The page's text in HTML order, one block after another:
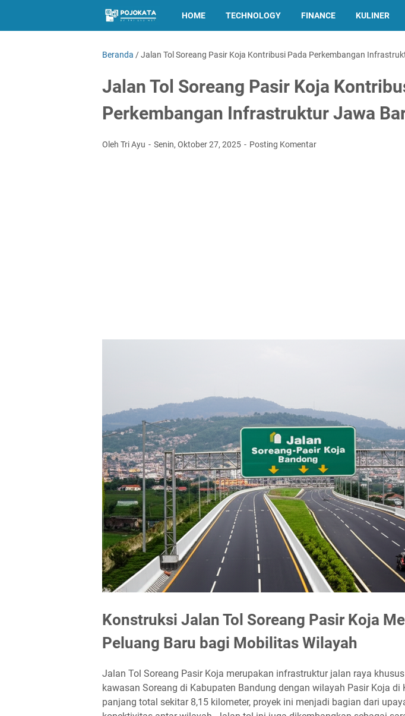
HOME TECHNOLOGY FINANCE KULINER
Beranda /Jalan Tol Soreang Pasir Koja Kontribusi Pada Perkembangan
Jalan Tol Soreang Pasir Koja
Perkembangan Infrastruktur Jawa
Oleh Tri Ayu Senin, Oktober 27, 2025 Posting Komentar
Konstruksi Jalan Tol Soreang Pasir Koja
Peluang Baru bagi Mobilitas Wilayah
Jalan Tol Soreang Pasir Koja merupakan infrastruktur jalan raya
kawasan Soreang di Kabupaten Bandung dengan wilayah Pasir Koja di
panjang total sekitar 8,15 kilometer, proyek ini menjadi bagian dari